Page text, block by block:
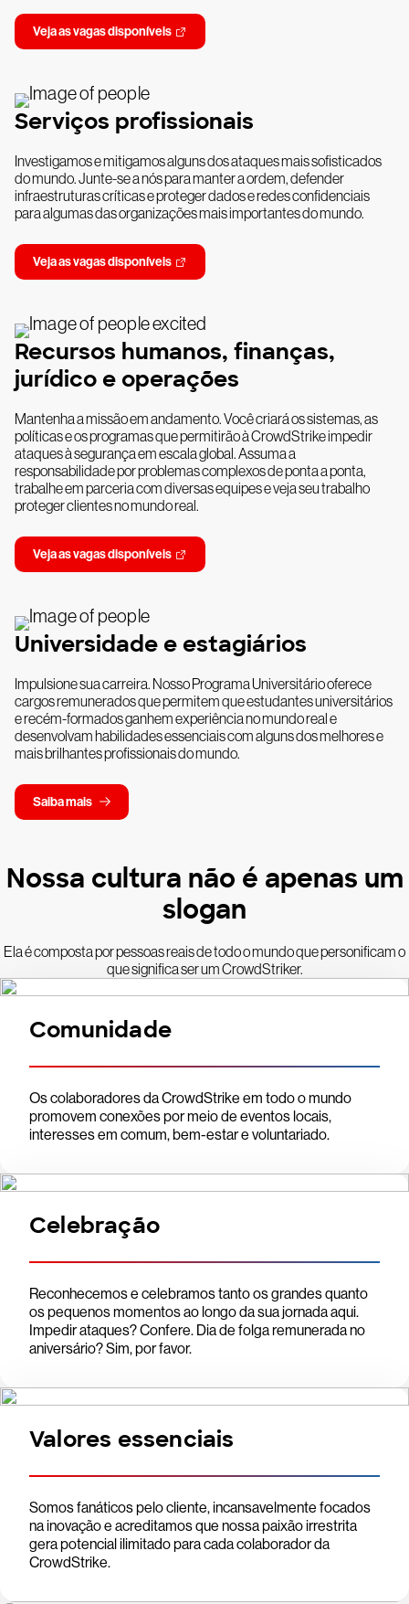
Veja as vagas disponíveis
Serviços profissionais
Investigamos e mitigamos alguns dos ataques mais sofisticados
do mundo. Junte-se a nós para manter a ordem, defender
infraestruturas críticas e proteger dados e redes confidenciais
para algumas das organizações mais importantes do mundo.
Veja as vagas disponíveis
Recursos humanos, finanças,
jurídico e operações
Mantenha a missão em andamento. Você criará os sistemas, as
políticas e os programas que permitirão à CrowdStrike impedir
ataques à segurança em escala global. Assuma a
responsabilidade por problemas complexos de ponta a ponta,
trabalhe em parceria com diversas equipes e veja seu trabalho
proteger clientes no mundo real.
Veja as vagas disponíveis
Universidade e estagiários
Impulsione sua carreira. Nosso Programa Universitário oferece
cargos remunerados que permitem que estudantes universitários
e recém-formados ganhem experiência no mundo real e
desenvolvam habilidades essenciais com alguns dos melhores e
mais brilhantes profissionais do mundo.
Saiba mais
Nossa cultura não é apenas um
slogan
Ela é composta por pessoas reais de todo o mundo que personificam o
que significa ser um CrowdStriker.
Comunidade
Os colaboradores da CrowdStrike em todo o mundo
promovem conexões por meio de eventos locais,
interesses em comum, bem-estar e voluntariado.
Celebração
Reconhecemos e celebramos tanto os grandes quanto
os pequenos momentos ao longo da sua jornada aqui.
Impedir ataques? Confere. Dia de folga remunerada no
aniversário? Sim, por favor.
Valores essenciais
Somos fanáticos pelo cliente, incansavelmente focados
na inovação e acreditamos que nossa paixão irrestrita
gera potencial ilimitado para cada colaborador da
CrowdStrike.